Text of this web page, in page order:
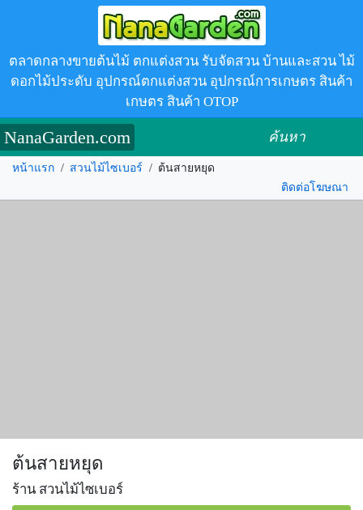
ตลาดกลางขายต้นไม้ ตกแต่งสวน รับจัดสวน บ้านและสวน ไม้
ดอกไม้ประดับ อุปกรณ์ตกแต่งสวน อุปกรณ์การเกษตร สินค้า
เกษตร สินค้า OTOP
NanaGarden.com ค้นหา
หน้าแรก / สวนไม้ไซเบอร์ / ต้นสายหยุด
ติดต่อโฆษณา
ต้นสายหยุด
ร้าน สวนไม้ไซเบอร์